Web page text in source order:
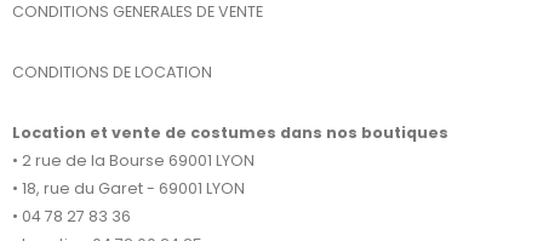
CONDITIONS GENERALES DE VENTE
CONDITIONS DE LOCATION
Location et vente de costumes dans nos boutiques
• 2 rue de la Bourse 69001 LYON
• 18, rue du Garet - 69001 LYON
• 04 78 27 83 36